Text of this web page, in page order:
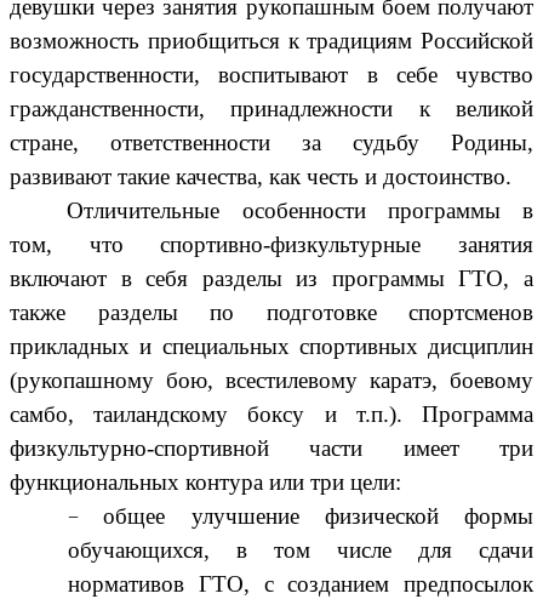
девушки через занятия рукопашным боем получают
возможность приобщиться к традициям Российской
государственности, воспитывают в себе чувство
гражданственности, принадлежности к великой
стране, ответственности за судьбу Родины,
развивают такие качества, как честь и достоинство.
Отличительные особенности программы в
том, что спортивно-физкультурные занятия
включают в себя разделы из программы ГТО, а
также разделы по подготовке спортсменов
прикладных и специальных спортивных дисциплин
(рукопашному бою, всестилевому каратэ, боевому
самбо, таиландскому боксу и т.п.). Программа
физкультурно-спортивной части имеет три
функциональных контура или три цели:
общее улучшение физической формы
обучающихся, в том числе для сдачи
нормативов ГТО, с созданием предпосылок